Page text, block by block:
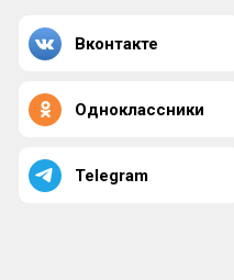
Вконтакте
Одноклассники
Telegram